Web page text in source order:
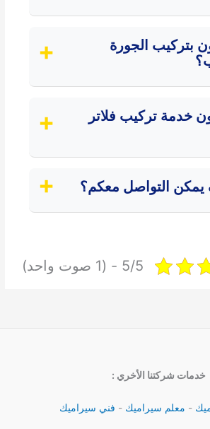
بتركيب الجورة
خدمة تركيب فلاتر
التواصل معكم؟
5/5 - (1 صوت واحد)
خدمات شركتنا الأخري :
- معلم سيراميك - فني سيراميك